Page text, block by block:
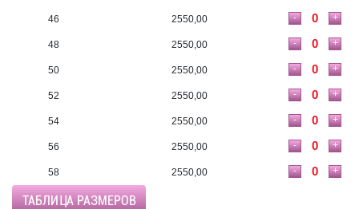
46 2550,00 +
-
48 2550,00 +
-
50 2550,00 +
-
52 2550,00 +
-
54 2550,00 +
-
56 2550,00 +
-
58 2550,00 +
-
ТАБЛИЦА РАЗМЕРОВ